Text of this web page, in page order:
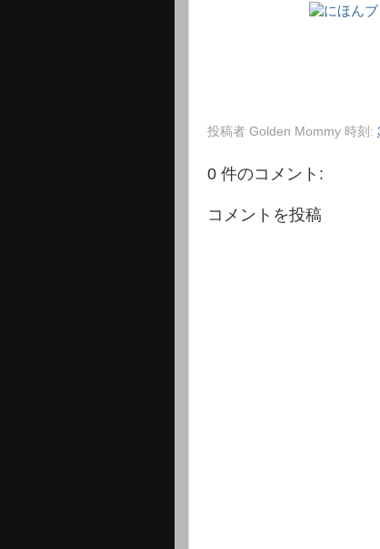
投稿者 Golden Mommy 時刻:
0 件のコメント:
コメントを投稿